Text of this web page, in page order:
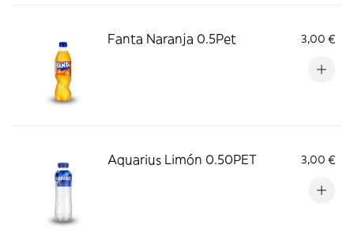
Fanta Naranja 0.5Pet 3,00 €
Aquarius Limón 0.50PET 3,00 €